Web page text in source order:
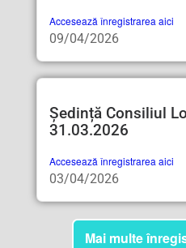
Accesează înregistrarea aici
09/04/2026
Ședință Consiliul
31.03.2026
Accesează înregistrarea aici
03/04/2026
Mai multe